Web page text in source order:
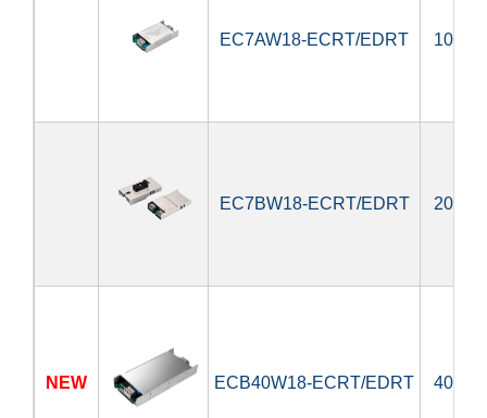
EC7AW18-ECRT/EDRT 10W
EC7BW18-ECRT/EDRT 20W
NEW ECB40W18-ECRT/EDRT 40W